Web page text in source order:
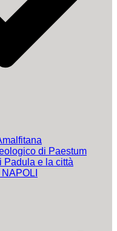
di Paestum
Padula e la città